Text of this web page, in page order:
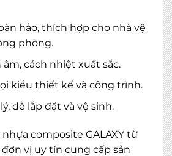
hảo, thích hợp cho nhà vệ
phòng.
âm, cách nhiệt xuất sắc.
kiểu thiết kế và công trình.
dễ lắp đặt và vệ sinh.
composite GALAXY từ
đơn vị uy tín cung cấp sản